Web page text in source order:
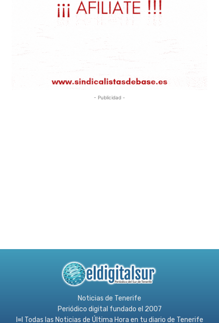
- Publicidad -
Noticias de Tenerife
Periódico digital fundado el 2007
l≡l Todas las Noticias de Última Hora en tu diario de Tenerife